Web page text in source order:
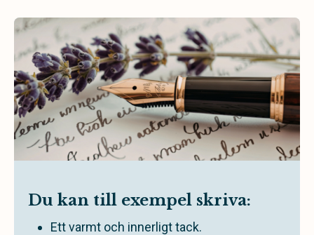
Du kan till exempel skriva:
Ett varmt och innerligt tack.